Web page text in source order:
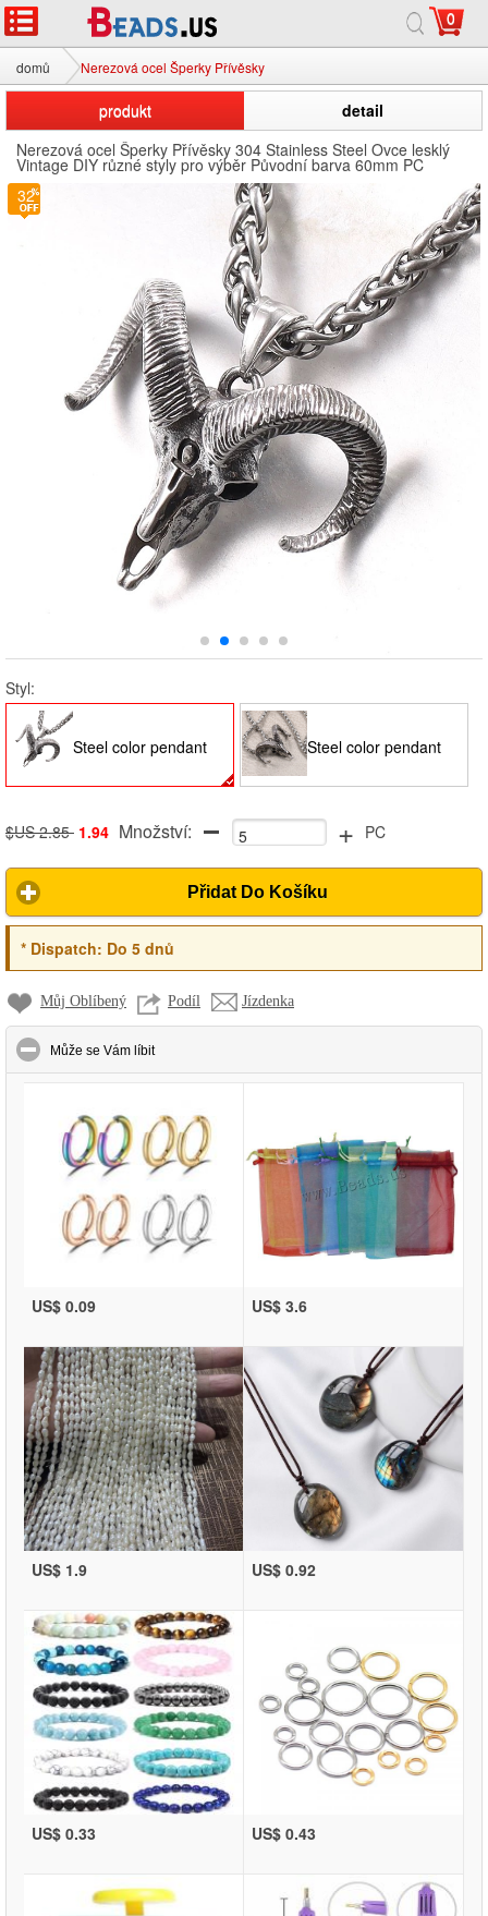
0
domů Nerezová ocel Šperky Přívěsky
produkt
detail
Nerezová ocel Šperky Přívěsky 304 Stainless Steel Ovce lesklý
Vintage DIY různé styly pro výběr Původní barva 60mm PC
Styl:
Steel color pendant
(without chain)
Steel color pendant
(plus 3.0*60cm pearl
chain)
$US 2.85 1.94 Množství: + PC
Přidat Do Košíku
*Dispatch: Do 5 dnů
Můj Oblíbený Podíl Jízdenka
Může se Vám líbitclick to collapse contents
US$ 0.09 US$ 3.6
US$ 1.9 US$ 0.92
US$ 0.33 US$ 0.43